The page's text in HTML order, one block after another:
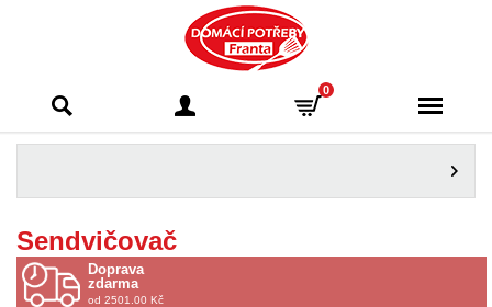
Franta - Příbram
0
Sendvičovač
Doprava
zdarma
od 2501.00 Kč